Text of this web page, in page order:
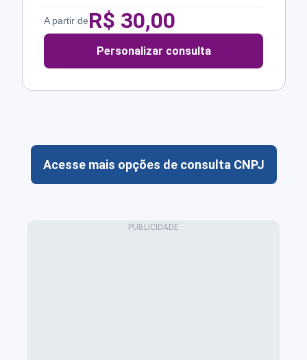
A partir deR$ 30,00
Personalizar consulta
Acesse mais opções de consulta CNPJ